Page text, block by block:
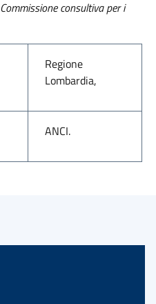
Commissione consultiva per i
Regione
Lombardia,
ANCI.